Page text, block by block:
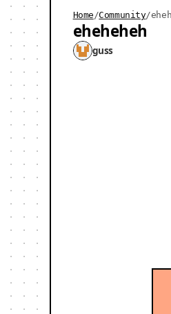
Home /Community/
eheheheh
guss